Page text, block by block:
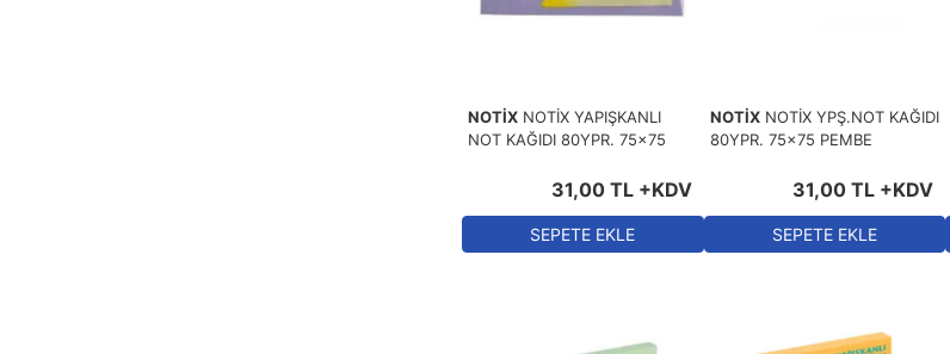
NOTİX NOTİX YAPIŞKANLI
NOT KAĞIDI 80YPR. 75x75
31,00 TL+KDV
SEPETE EKLE
NOTİX NOTİX YPŞ.NOT KAĞIDI
80YPR. 75x75 PEMBE
31,00 TL +KDV
SEPETE EKLE